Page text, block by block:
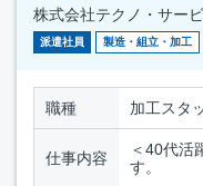
株式会社テクノ・サー
派遣社員 製造・組立・加工
職種 加工スタ
仕事内容
＜40代活
す。